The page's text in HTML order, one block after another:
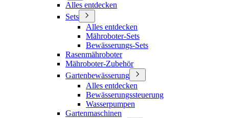
Alles entdecken
Sets
Alles entdecken
Mähroboter-Sets
Bewässerungs-Sets
Rasenmähroboter
Mähroboter-Zubehör
Gartenbewässerung
Alles entdecken
Bewässerungssteuerung
Wasserpumpen
Gartenmaschinen